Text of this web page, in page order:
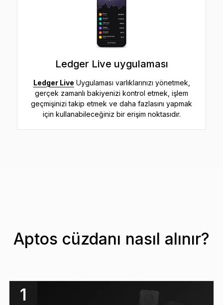
Ledger Live uygulaması
Ledger Live Uygulaması varlıklarınızı yönetmek,
gerçek zamanlı bakiyenizi kontrol etmek, işlem
geçmişinizi takip etmek ve daha fazlasını yapmak
için kullanabileceğiniz bir erişim noktasıdır.
Aptos cüzdanı nasıl alınır?
1